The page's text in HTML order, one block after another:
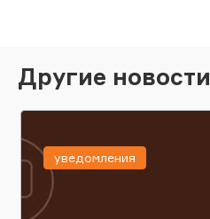
Другие новости
уведомления